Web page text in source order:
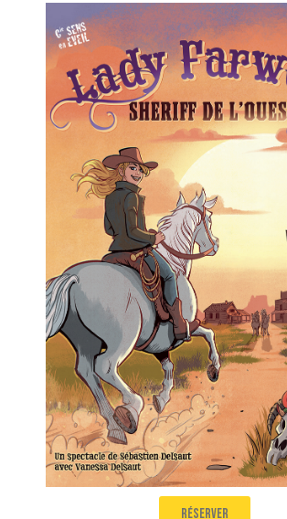
Lady Farwest
Comédie magique de 4 à
Salle 1
11h10
réserver